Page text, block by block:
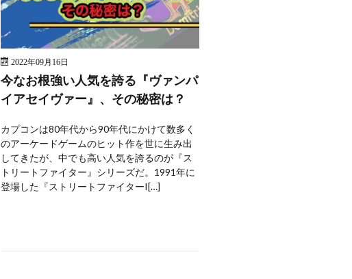
2022年09月16日
今なお根強い人気を誇る『ヴァンパ
イアセイヴァー』、その秘密は？
カプコンは80年代から90年代にかけて数多く
のアーケードゲームのヒット作を世に生み出
してきたが、中でも高い人気を誇るのが『ス
トリートファイター』シリーズだ。1991年に
登場した『ストリートファイターI[…]